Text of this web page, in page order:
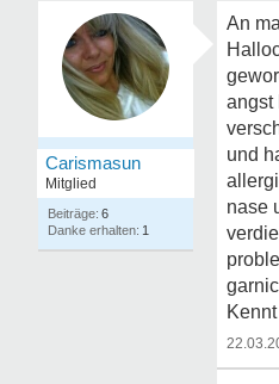
Carismasun
Mitglied
6
1
An
angst
und
nase